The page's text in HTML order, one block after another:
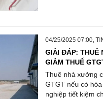
04/25/2025 07:00,
GIẢI ĐÁP: THUÊ
GIẢM THUẾ
Thuê nhà xưởng
GTGT nếu có
nghiệp tiết kiệm